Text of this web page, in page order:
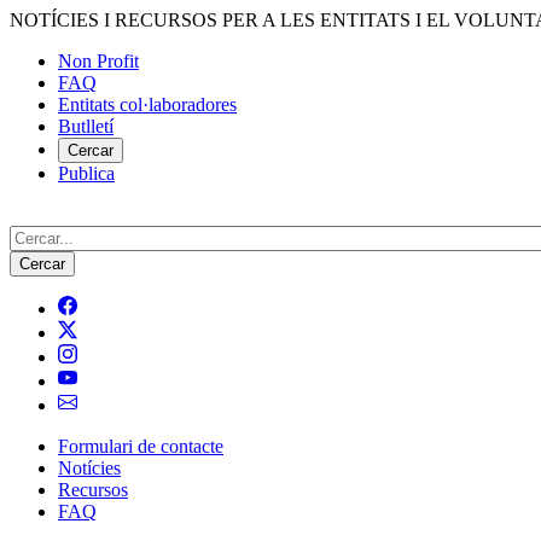
Vés
contingut
NOTÍCIES I RECURSOS PER A LES ENTITATS I EL
Menú
del
compte
d'usuari
Non Profit
FAQ
Entitats col·laboradores
Butlletí
Cercar
Publica
Cerca
Navegació
principal
Formulari de contacte
Notícies
Recursos
FAQ